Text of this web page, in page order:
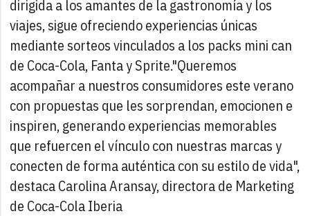
dirigida a los amantes de la gastronomía y los
viajes, sigue ofreciendo experiencias únicas
mediante sorteos vinculados a los packs mini can
de Coca-Cola, Fanta y Sprite."Queremos
acompañar a nuestros consumidores este verano
con propuestas que les sorprendan, emocionen e
inspiren, generando experiencias memorables
que refuercen el vínculo con nuestras marcas y
conecten de forma auténtica con su estilo de vida",
destaca Carolina Aransay, directora de Marketing
de Coca-Cola Iberia